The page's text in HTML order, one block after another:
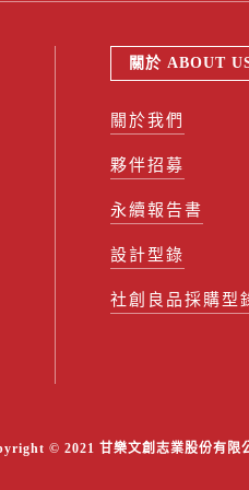
關於 ABOUT
關於我們
夥伴招募
永續報告書
設計型錄
社創良品採購型
© 2021 甘樂文創志業股份有限